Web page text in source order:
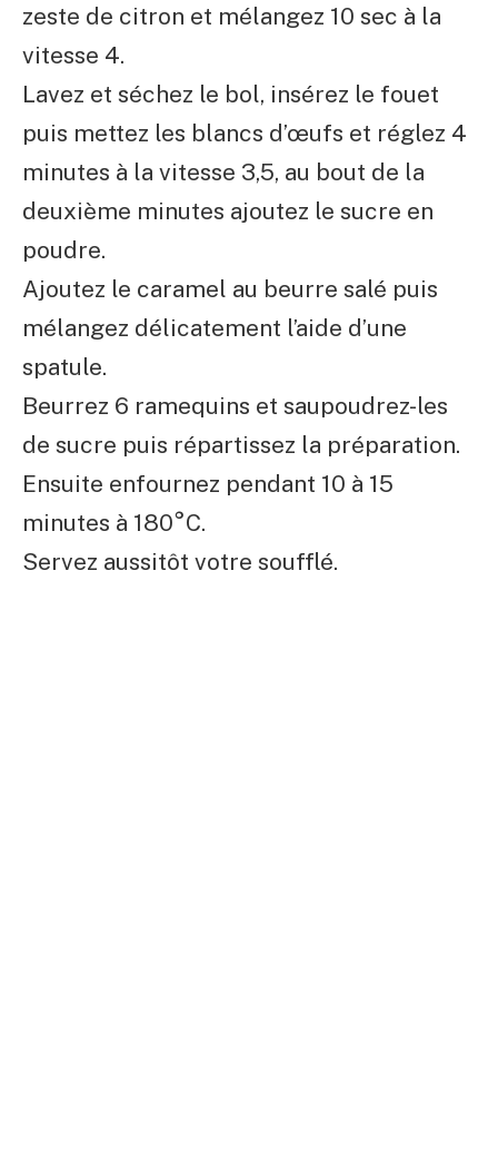
zeste de citron et mélangez 10 sec à la
vitesse 4.
Lavez et séchez le bol, insérez le fouet
puis mettez les blancs d’œufs et réglez 4
minutes à la vitesse 3,5, au bout de la
deuxième minutes ajoutez le sucre en
poudre.
Ajoutez le caramel au beurre salé puis
mélangez délicatement l’aide d’une
spatule.
Beurrez 6 ramequins et saupoudrez-les
de sucre puis répartissez la préparation.
Ensuite enfournez pendant 10 à 15
minutes à 180°C.
Servez aussitôt votre soufflé.